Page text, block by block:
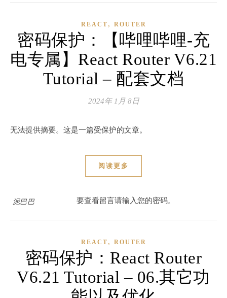
REACT , ROUTER
密码保护：【哔哩哔哩-充
电专属】React Router V6.21
Tutorial – 配套文档
2024年 1月 8日
无法提供摘要。这是一篇受保护的文章。
阅读更多
泥巴巴 要查看留言请输入您的密码。
REACT , ROUTER
密码保护：React Router
V6.21 Tutorial – 06.其它功